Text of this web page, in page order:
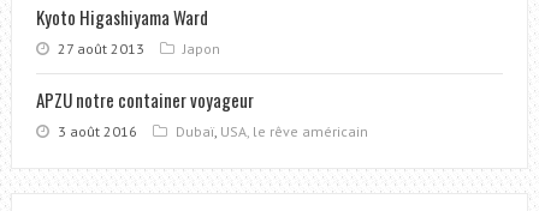
Kyoto Higashiyama Ward
27 août 2013 Japon
APZU notre container voyageur
3 août 2016 Dubaï, USA, le rêve américain